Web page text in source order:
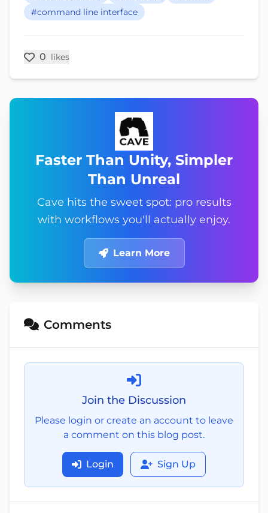
#command line interface
0 likes
Faster Than Unity, Simpler
Than Unreal
Cave hits the sweet spot: pro results
with workflows you'll actually enjoy.
Learn More
Comments
Join the Discussion
Please login or create an account to leave
a comment on this blog post.
Login Sign Up